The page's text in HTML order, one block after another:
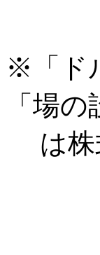
※「ド
「場
は株